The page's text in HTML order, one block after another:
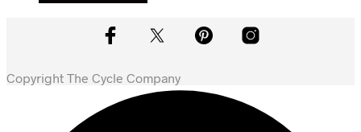
var:
kr. 10.999,00.
er:
kr. 9.349,00.
Copyright The Cycle Company